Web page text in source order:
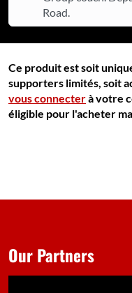
Road.
Ce produit est soit
supporters limités, soit
vous connecterà votre
éligible pour l'acheter
Our Partners